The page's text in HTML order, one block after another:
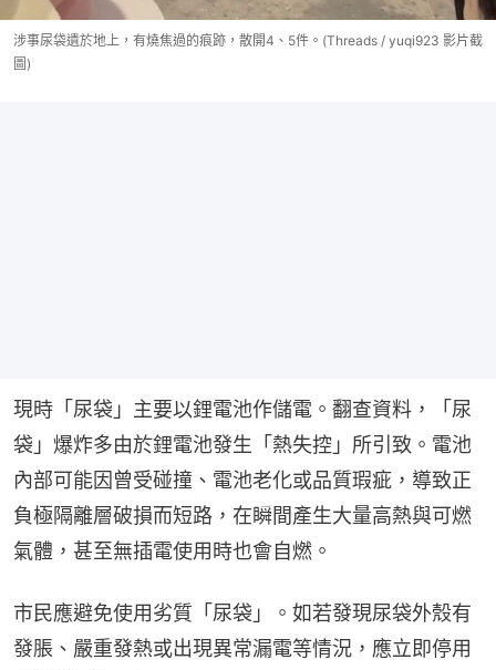
涉事尿袋遺於地上，有燒焦過的痕跡，散開4、5件。(Threads / yuqi923 影片截
圖)
現時「尿袋」主要以鋰電池作儲電。翻查資料，「尿
袋」爆炸多由於鋰電池發生「熱失控」所引致。電池
內部可能因曾受碰撞、電池老化或品質瑕疵，導致正
負極隔離層破損而短路，在瞬間產生大量高熱與可燃
氣體，甚至無插電使用時也會自燃。
市民應避免使用劣質「尿袋」。如若發現尿袋外殼有
發脹、嚴重發熱或出現異常漏電等情況，應立即停用